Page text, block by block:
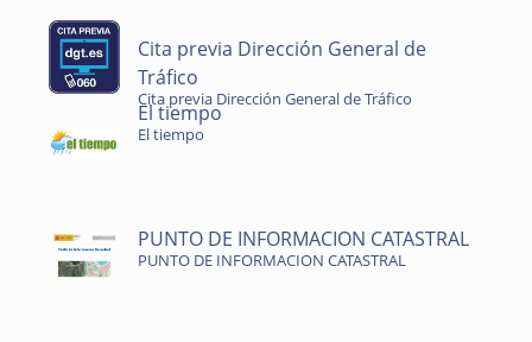
Cita previa Dirección General de
Tráfico
Cita previa Dirección General de Tráfico
El tiempo
El tiempo
PUNTO DE INFORMACION CATASTRAL
PUNTO DE INFORMACION CATASTRAL